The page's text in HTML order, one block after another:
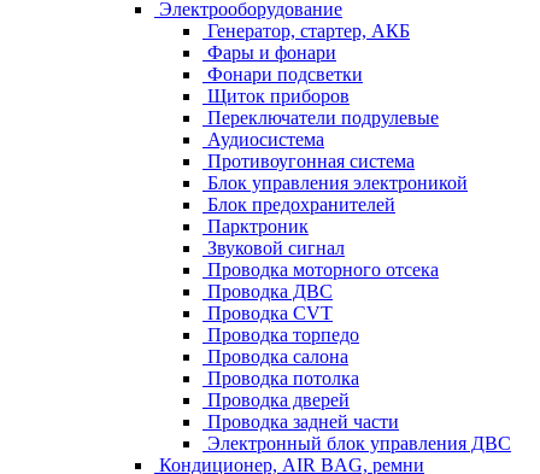
Электрооборудование
Генератор, стартер, АКБ
Фары и фонари
Фонари подсветки
Щиток приборов
Переключатели подрулевые
Аудиосистема
Противоугонная система
Блок управления электроникой
Блок предохранителей
Парктроник
Звуковой сигнал
Проводка моторного отсека
Проводка ДВС
Проводка CVT
Проводка торпедо
Проводка салона
Проводка потолка
Проводка дверей
Проводка задней части
Электронный блок управления ДВС
Кондиционер, AIR BAG, ремни